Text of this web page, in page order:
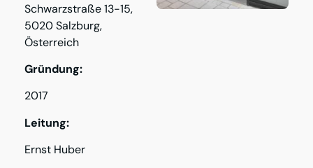
Schwarzstraße 13-15,
5020 Salzburg,
Österreich
Gründung:
2017
Leitung:
Ernst Huber